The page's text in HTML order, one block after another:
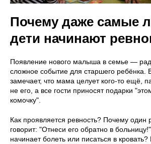
Почему даже самые
дети начинают
Появление нового малыша в семье —
сложное событие для старшего ребёнка.
замечает, что мама целует кого-то ещё,
не его, а все гости приносят подарки
комочку".
Как проявляется ревность? Почему один
говорит: "Отнеси его обратно в
начинает болеть или писаться в